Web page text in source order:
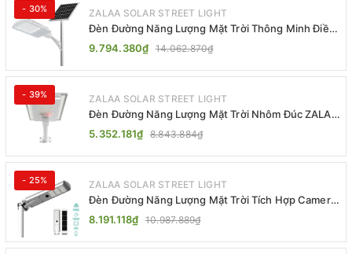
- 30% ZALAA SOLAR STREET LIGHT
Đèn Đường Năng Lượng Mặt Trời Thông Minh Điều
Khiển MPPT ZL-GMX01 ZALAA
9.794.380₫ 14.062.870₫
- 39% ZALAA SOLAR STREET LIGHT
Đèn Đường Năng Lượng Mặt Trời Nhôm Đúc ZALAA
ZL-BWH Cao Cấp IP65
5.352.181₫ 8.843.884₫
- 25% ZALAA SOLAR STREET LIGHT
Đèn Đường Năng Lượng Mặt Trời Tích Hợp Camera
ZALAA ZL-BJ04-CCTV (80W, IP65)
8.191.118₫ 10.987.889₫